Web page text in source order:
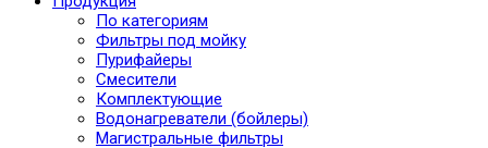
По категориям
Фильтры под мойку
Пурифайеры
Смесители
Комплектующие
Водонагреватели (бойлеры)
Магистральные фильтры